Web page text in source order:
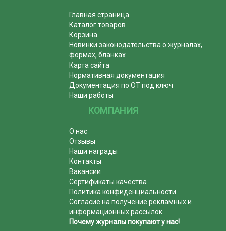
Главная страница
Каталог товаров
Корзина
Новинки законодательства о журналах,
формах, бланках
Карта сайта
Нормативная документация
Документация по ОТ под ключ
Наши работы
КОМПАНИЯ
О нас
Отзывы
Наши награды
Контакты
Вакансии
Сертификаты качества
Политика конфиденциальности
Согласие на получение рекламных и
информационных рассылок
Почему журналы покупают у нас!